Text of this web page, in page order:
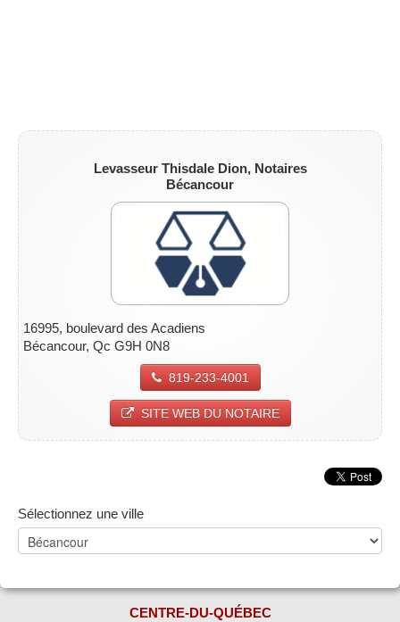
Levasseur Thisdale Dion, Notaires
Bécancour
16995, boulevard des Acadiens
Bécancour, Qc G9H 0N8
819-233-4001
SITE WEB DU NOTAIRE
Sélectionnez une ville
CENTRE-DU-QUÉBEC